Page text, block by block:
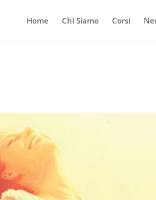
Home Chi Siamo Corsi